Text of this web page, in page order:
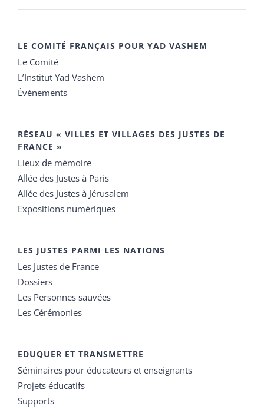
LE COMITÉ FRANÇAIS POUR YAD VASHEM
Le Comité
L’Institut Yad Vashem
Événements
RÉSEAU « VILLES ET VILLAGES DES JUSTES DE
FRANCE »
Lieux de mémoire
Allée des Justes à Paris
Allée des Justes à Jérusalem
Expositions numériques
LES JUSTES PARMI LES NATIONS
Les Justes de France
Dossiers
Les Personnes sauvées
Les Cérémonies
EDUQUER ET TRANSMETTRE
Séminaires pour éducateurs et enseignants
Projets éducatifs
Supports